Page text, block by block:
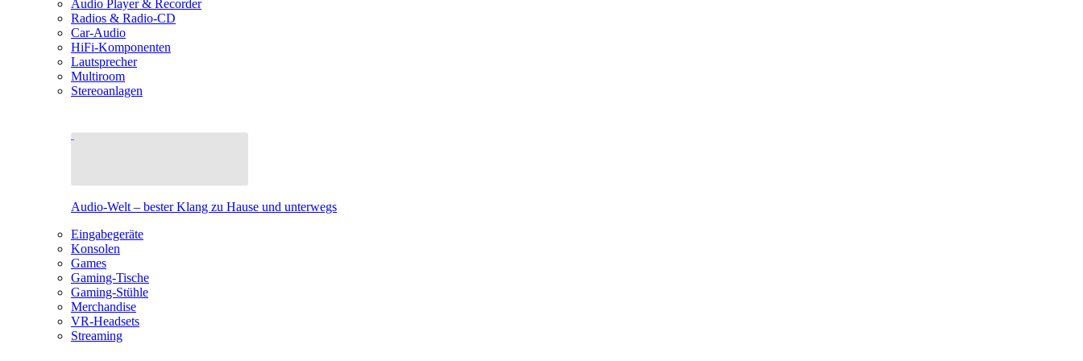
Audio Player & Recorder
Radios & Radio-CD
Car-Audio
HiFi-Komponenten
Lautsprecher
Multiroom
Stereoanlagen
Audio-Welt – bester Klang zu Hause und unterwegs
Eingabegeräte
Konsolen
Games
Gaming-Tische
Gaming-Stühle
Merchandise
VR-Headsets
Streaming